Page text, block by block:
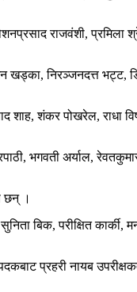
राजवंशी, प्रमिला
खड्का, निरञ्जनदत्त भट्ट,
शाह, शंकर पोखरेल, राधा
भगवती अर्याल,
छन् ।
बिक, परीक्षित कार्की,
प्रहरी नायब